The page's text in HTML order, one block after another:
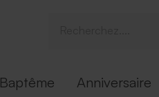
Baptême Anniversaire